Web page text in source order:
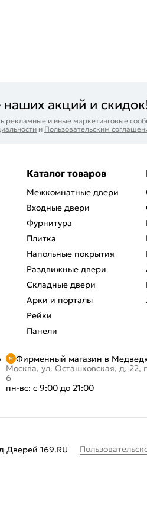
наших акций и
рекламные и иные маркетинговые
и Пользовательским
Каталог товаров
Межкомнатные двери
Входные двери
Фурнитура
Плитка
Напольные покрытия
Раздвижные двери
Складные двери
Арки и порталы
Рейки
Панели
Фирменный магазин в
Москва, ул. Осташковская, д. 22,
6
пн-вс: с 9:00 до 21:00
Дверей 169.RU